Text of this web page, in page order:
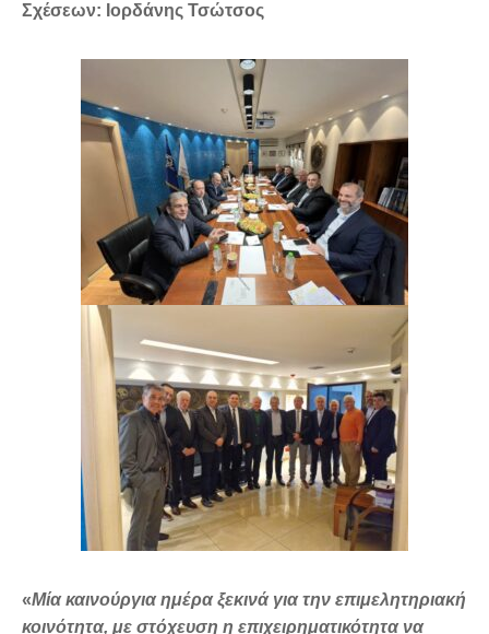
Σχέσεων: Ιορδάνης Τσώτσος
«Μία καινούργια ημέρα ξεκινά για την επιμελητηριακή
κοινότητα, με στόχευση η επιχειρηματικότητα να